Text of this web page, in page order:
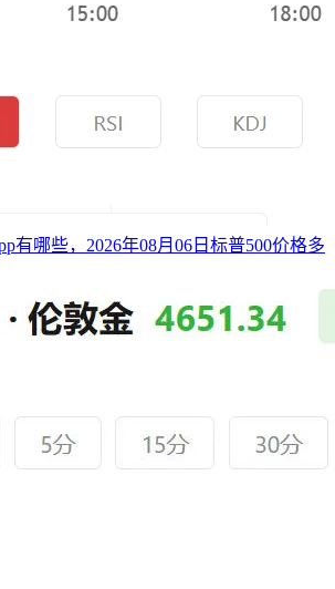
有哪些，2026年08月06日标普500价格多